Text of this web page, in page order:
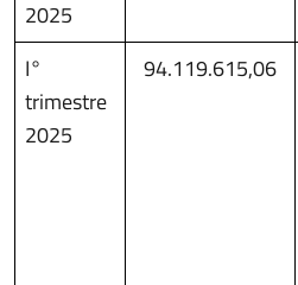
2025
I°
trimestre
2025
94.119.615,06